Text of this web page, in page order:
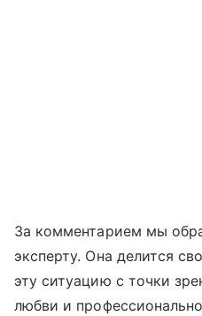
За комментарием мы
эксперту. Она делится
эту ситуацию с точки
любви и